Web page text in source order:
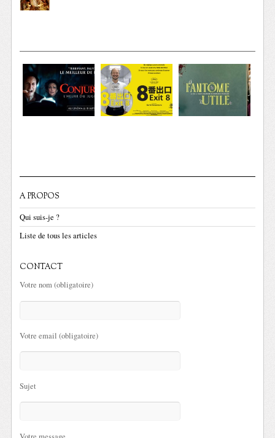
A PROPOS
Qui suis-je ?
Liste de tous les articles
CONTACT
Votre nom (obligatoire)
Votre email (obligatoire)
Sujet